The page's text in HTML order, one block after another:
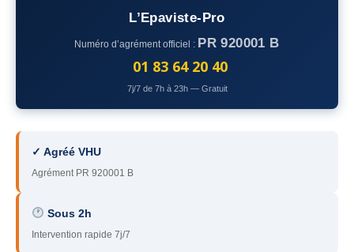
– Seine-et-Marne
– Yvelines
– Hauts-de-Seine
93– Seine-Saint-Denis
94 – Val-de-Marne
95– Val d’Oise
91 – Essonne
– Yonne
L’Epaviste-Pro
Numéro d’agrément officiel : PR 920001 B
01 83 64 20 40
7j/7 de 7h à 23h — Gratuit
✓ Agréé VHU
Agrément PR 920001 B
Sous 2h
Intervention rapide 7j/7